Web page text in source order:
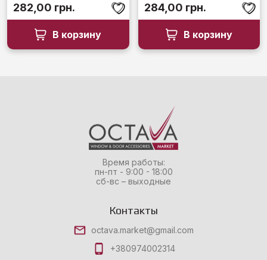
282,00 грн.
В корзину
284,00 грн.
В корзину
Время работы:
пн-пт - 9:00 - 18:00
сб-вс – выходные
Контакты
octava.market@gmail.com
+380974002314